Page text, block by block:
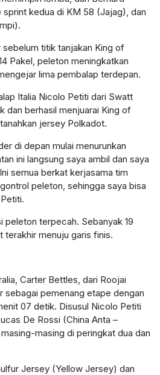
kedua di KM 58 (Jajag), dan
titik tanjakan King of
Pakel, peleton meningkatkan
lima pembalap terdepan.
Italia Nicolo Petiti dari Swatt
dan berhasil menjuarai King of
jersey Polkadot.
di depan mulai menurunkan
ini langsung saya ambil dan saya
semua berkat kerjasama tim
peleton, sehingga saya bisa
peleton terpecah. Sebanyak 19
terakhir menuju garis finis.
Carter Bettles, dari Roojai
sebagai pemenang etape dengan
07 detik. Disusul Nicolo Petiti
De Rossi (China Anta –
masing di peringkat dua dan
Jersey (Yellow Jersey) dan